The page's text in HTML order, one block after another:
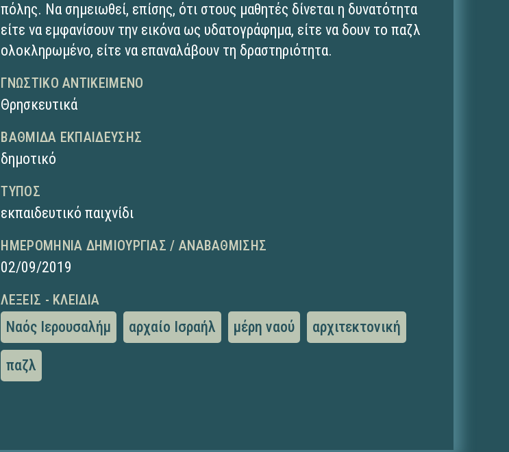
πόλης. Να σημειωθεί, επίσης, ότι στους μαθητές δίνεται η δυνατότητα
είτε να εμφανίσουν την εικόνα ως υδατογράφημα, είτε να δουν το παζλ
ολοκληρωμένο, είτε να επαναλάβουν τη δραστηριότητα.
ΓΝΩΣΤΙΚΌ ΑΝΤΙΚΕΊΜΕΝΟ
Θρησκευτικά
ΒΑΘΜΊΔΑ ΕΚΠΑΊΔΕΥΣΗΣ
δημοτικό
ΤΎΠΟΣ
εκπαιδευτικό παιχνίδι
ΗΜΕΡΟΜΗΝΊΑ ΔΗΜΙΟΥΡΓΊΑΣ / ΑΝΑΒΆΘΜΙΣΗΣ
02/09/2019
ΛΈΞΕΙΣ - ΚΛΕΙΔΙΆ
Ναός Ιερουσαλήμ αρχαίο Ισραήλ μέρη ναού αρχιτεκτονική
παζλ